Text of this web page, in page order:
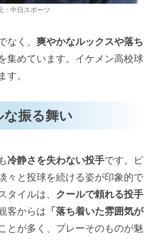
：中日スポーツ
く、 爽やかなルックスや落ち
集めています。イケメン高校球
す。
振る舞い
冷静さを失わない投手です。ピ
々と投球を続ける姿が印象的で
タイルは、 クールで頼れる投手
客からは 「落ち着いた雰囲気が
とが多く、プレーそのものが魅